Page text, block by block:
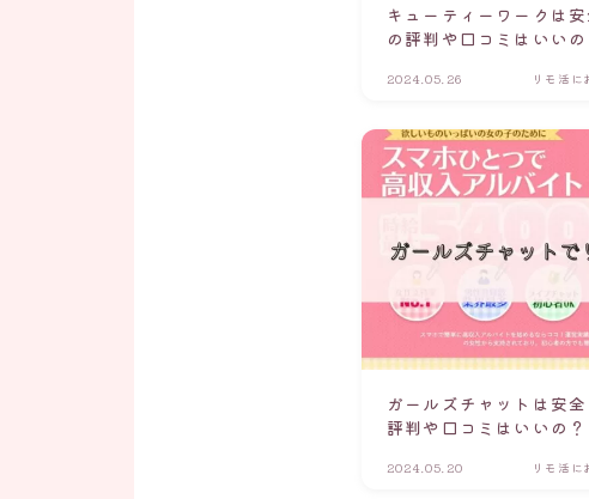
キューティーワークは
の評判や口コミはいいの
2024.05.26 リモ活
ガールズチャットは安
評判や口コミはいいの？
2024.05.20 リモ活